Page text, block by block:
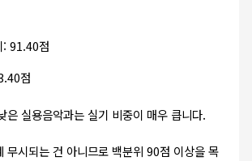
: 91.40점
점
은 실용음악과는 실기 비중이 매우 큽니다.
무시되는 건 아니므로 백분위 90점 이상을 목